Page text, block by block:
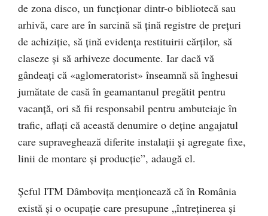
de zona disco, un funcţionar dintr-o bibliotecă sau
arhivă, care are în sarcină să ţină registre de preţuri
de achiziţie, să ţină evidenţa restituirii cărţilor, să
claseze şi să arhiveze documente. Iar dacă vă
gândeaţi că «aglomeratorist» înseamnă să înghesui
jumătate de casă în geamantanul pregătit pentru
vacanţă, ori să fii responsabil pentru ambuteiaje în
trafic, aflaţi că această denumire o deţine angajatul
care supraveghează diferite instalaţii şi agregate fixe,
linii de montare şi producţie”, adaugă el.
Şeful ITM Dâmboviţa menţionează că în România
există şi o ocupaţie care presupune „întreţinerea şi